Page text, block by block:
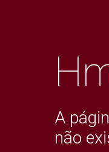
A
não